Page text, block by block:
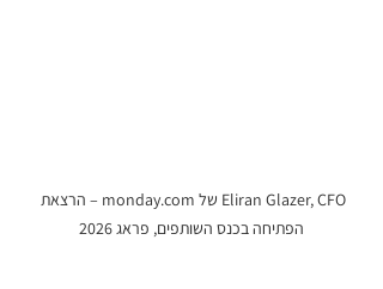
Eliran Glazer, CFO של monday.com – הרצאת
הפתיחה בכנס השותפים, פראג 2026